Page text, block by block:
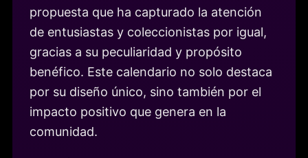
propuesta que ha capturado la atención
de entusiastas y coleccionistas por igual,
gracias a su peculiaridad y propósito
benéfico. Este calendario no solo destaca
por su diseño único, sino también por el
impacto positivo que genera en la
comunidad.